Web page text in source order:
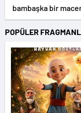
bambaşka bir
POPÜLER